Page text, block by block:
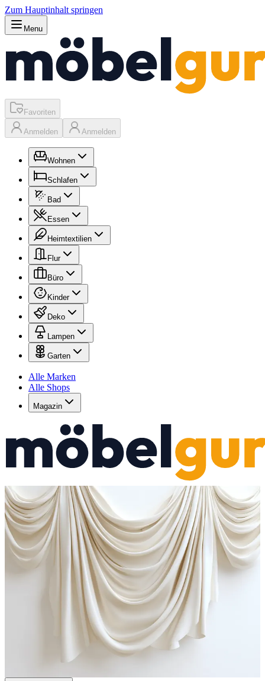
Zum Hauptinhalt springen
Menu
Favoriten
Anmelden Anmelden
Wohnen
Schlafen
Bad
Essen
Heimtextilien
Flur
Büro
Kinder
Deko
Lampen
Garten
Alle Marken
Alle Shops
Magazin